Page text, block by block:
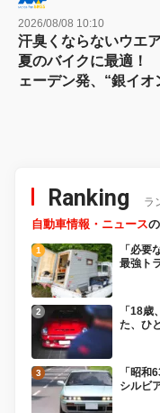
2026/08/08 10:10
汗臭くならないウエ
夏のバイクに最適！
ェーデン発、“銀イオ
Ranking ラ
自動車情報・ニュース
「必要
最強ト
「18
た、ひ
「昭
シルビ